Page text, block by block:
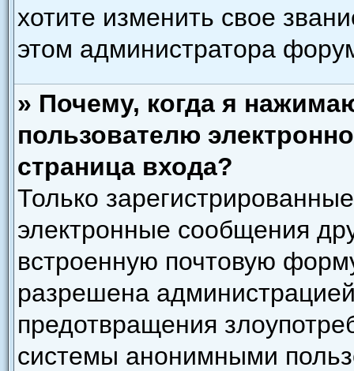
хотите изменить свое
этом администратора
» Почему, когда я
пользователю
страница входа?
Только
электронные сообщения
встроенную почтовую
разрешена
предотвращения
системы анонимными